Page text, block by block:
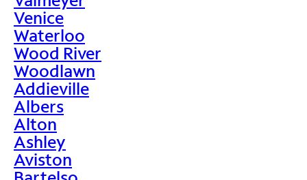
Venice
Waterloo
Wood River
Woodlawn
Addieville
Albers
Alton
Ashley
Aviston